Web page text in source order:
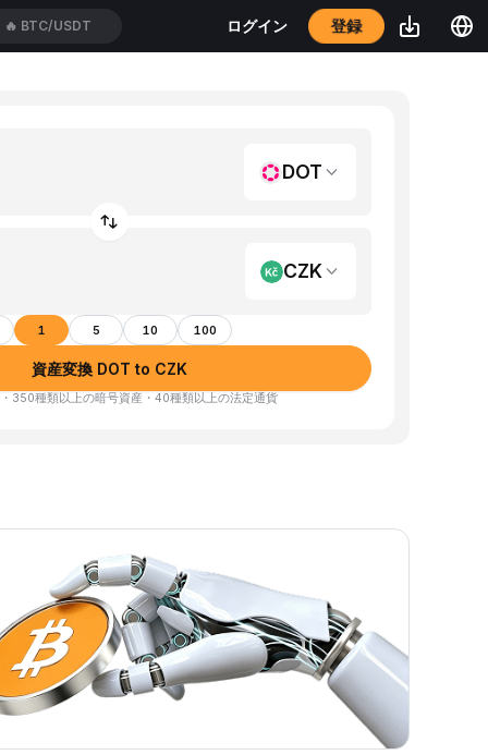
🔥 BTC/USDT ログイン 登録
DOT
CZK
1 5 10 100
資産変換 DOT to CZK
350種類以上の暗号資産・40種類以上の法定通貨